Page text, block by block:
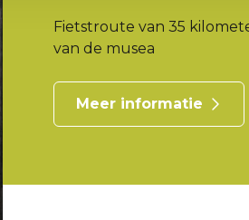
Fietstroute van 35
van de musea
Meer informatie